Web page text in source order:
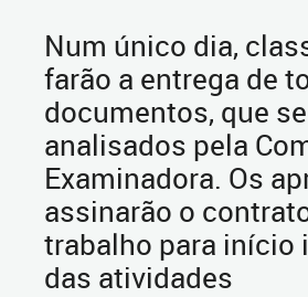
Num único dia,
farão a entrega de
documentos, que
analisados pela
Examinadora. Os
assinarão o
trabalho para início
das atividades